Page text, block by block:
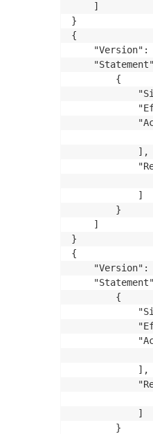
    ]
}
{
"Version":
        {
            ],
            ]
        }
    ]
}
{
"Version":
        {
            ],
            ]
        }